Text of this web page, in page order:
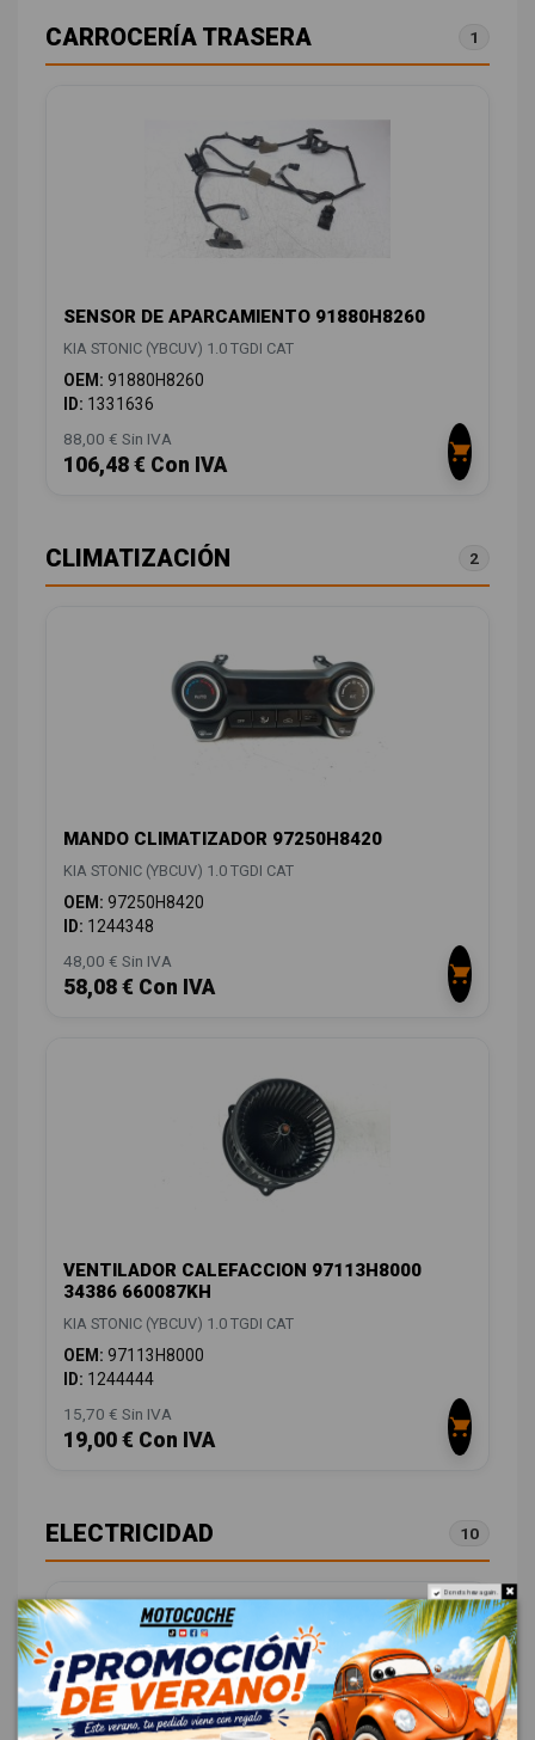
CARROCERÍA TRASERA 1
SENSOR DE APARCAMIENTO 91880H8260
KIA STONIC (YBCUV) 1.0 TGDI CAT
OEM: 91880H8260
ID: 1331636
88,00 € Sin IVA
106,48 € Con IVA
CLIMATIZACIÓN 2
MANDO CLIMATIZADOR 97250H8420
KIA STONIC (YBCUV) 1.0 TGDI CAT
OEM: 97250H8420
ID: 1244348
48,00 € Sin IVA
58,08 € Con IVA
VENTILADOR CALEFACCION 97113H8000
34386 660087KH
KIA STONIC (YBCUV) 1.0 TGDI CAT
OEM: 97113H8000
ID: 1244444
15,70 € Sin IVA
19,00 € Con IVA
ELECTRICIDAD 10
Do not show again.